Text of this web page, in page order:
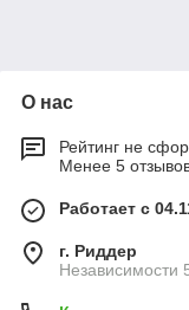
О нас
Рейтинг не
Менее 5
Работает с
г. Риддер
Независимости